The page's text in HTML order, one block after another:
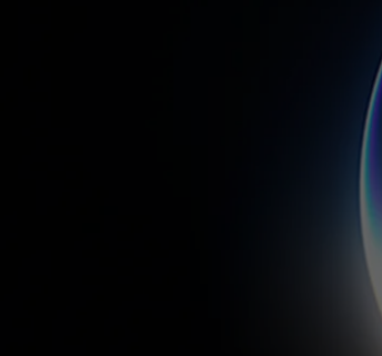
JBL Live 全新智慧降